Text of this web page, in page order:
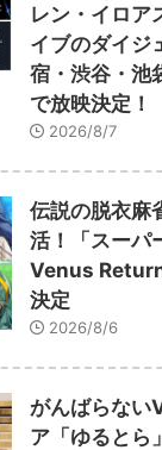
レン・イロア
イブのダイジ
宿・渋谷・池
で放映決定！
2026/8/7
伝説の脱衣麻
活！「スーパ
Venus
決定
2026/8/6
がんばらない
ア「ゆるとら